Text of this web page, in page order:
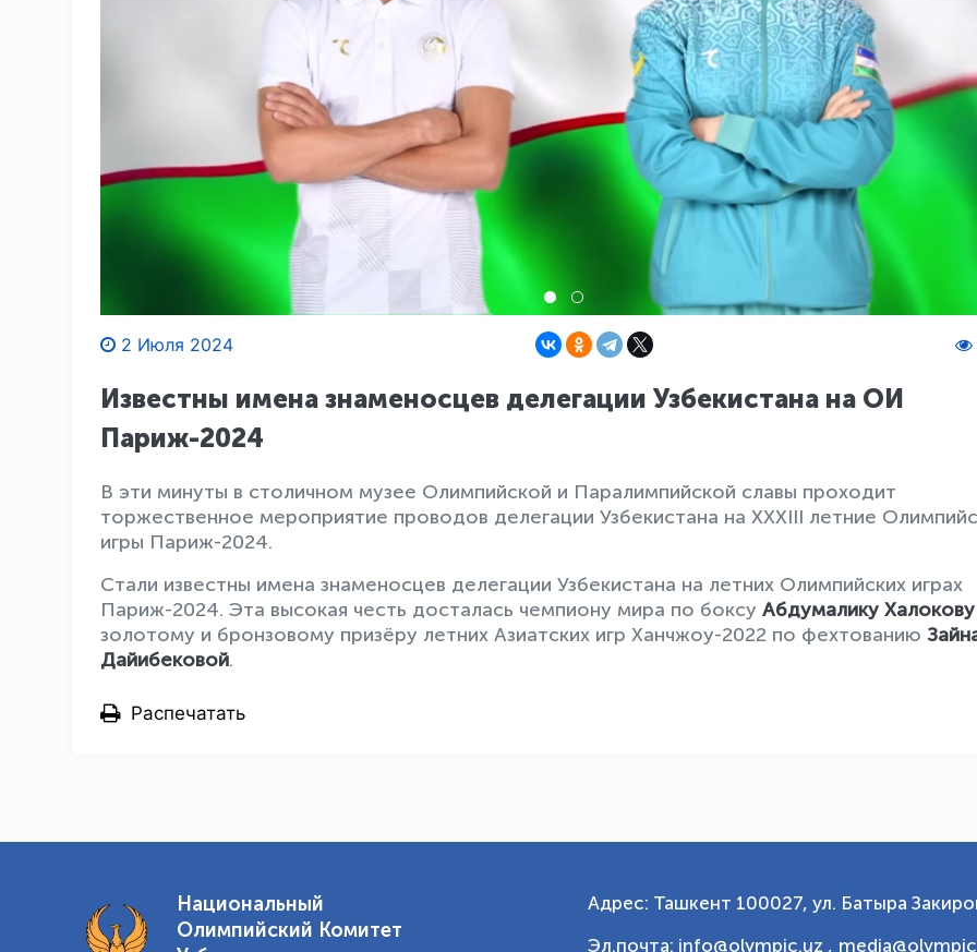
2 Июля 2024
Известны имена знаменосцев делегации Узбекистана на ОИ
Париж-2024
В эти минуты в столичном музее Олимпийской и Паралимпийской славы проходит
торжественное мероприятие проводов делегации Узбекистана на XXXIII летние
игры Париж-2024.
Стали известны имена знаменосцев делегации Узбекистана на летних Олимпийских играх
Париж-2024. Эта высокая честь досталась чемпиону мира по боксу Абдумалику Халокову
золотому и бронзовому призёру летних Азиатских игр Ханчжоу-2022 по фехтованию
Дайибековой.
Распечатать
Национальный
Олимпийский Комитет
Адрес: Ташкент 100027, ул. Батыра
Эл.почта: info@olympic.uz ,